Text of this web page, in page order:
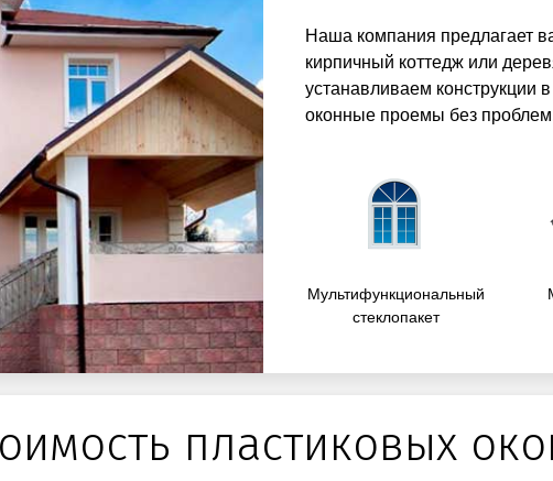
Наша компания предлагает
кирпичный коттедж или
устанавливаем конструкции
оконные проемы без
Мультифункциональный
стеклопакет
пластиковых